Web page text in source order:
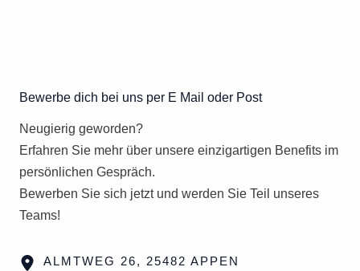
Bewerbe dich bei uns per E Mail oder Post
Neugierig geworden?
Erfahren Sie mehr über unsere einzigartigen Benefits im
persönlichen Gespräch.
Bewerben Sie sich jetzt und werden Sie Teil unseres
Teams!
ALMTWEG 26, 25482 APPEN